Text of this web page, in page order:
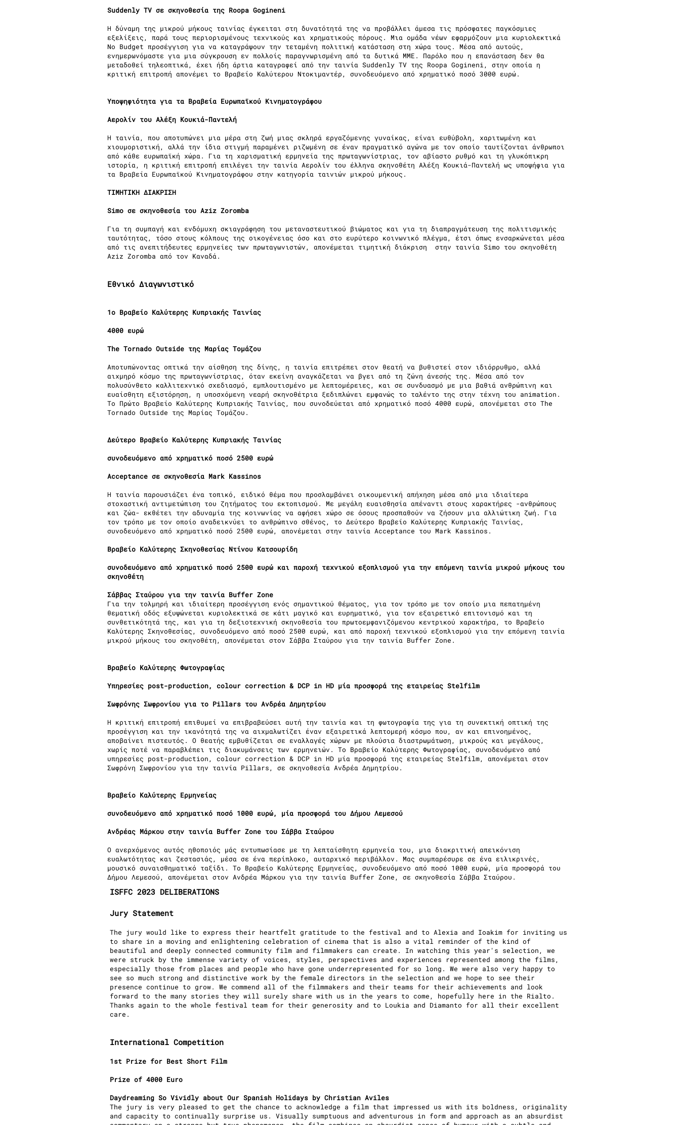
Suddenly TV σε σκηνοθεσία της Roopa Gogineni
Η δύναμη της μικρού μήκους ταινίας έγκειται στη δυνατότητά της να προβάλλει άμεσα τις πρόσφατες παγκόσμιες
εξελίξεις, παρά τους περιορισμένους τεχνικούς και χρηματικούς πόρους. Μια ομάδα νέων εφαρμόζουν μια κυριολεκτικά
No Budget προσέγγιση για να καταγράψουν την τεταμένη πολιτική κατάσταση στη χώρα τους. Μέσα από αυτούς,
ενημερωνόμαστε για μια σύγκρουση εν πολλοίς παραγνωρισμένη από τα δυτικά ΜΜΕ. Παρόλο που η επανάσταση δεν θα
μεταδοθεί τηλεοπτικά, έχει ήδη άρτια καταγραφεί από την ταινία Suddenly TV της Roopa Gogineni, στην οποία η
κριτική επιτροπή απονέμει το Βραβείο Καλύτερου Ντοκιμαντέρ, συνοδευόμενο από χρηματικό ποσό 3000 ευρώ.
Υποψηφιότητα για τα Βραβεία Ευρωπαϊκού Κινηματογράφου
Αερολίν του Αλέξη Κουκιά-Παντελή
Η ταινία, που αποτυπώνει μια μέρα στη ζωή μιας σκληρά εργαζόμενης γυναίκας, είναι ευθύβολη, χαριτωμένη και
χιουμοριστική, αλλά την ίδια στιγμή παραμένει ριζωμένη σε έναν πραγματικό αγώνα με τον οποίο ταυτίζονται άνθρωποι
από κάθε ευρωπαϊκή χώρα. Για τη χαρισματική ερμηνεία της πρωταγωνίστριας, τον αβίαστο ρυθμό και τη γλυκόπικρη
ιστορία, η κριτική επιτροπή επιλέγει την ταινία Αερολίν του έλληνα σκηνοθέτη Αλέξη Κουκιά-Παντελή ως υποψήφια για
τα Βραβεία Ευρωπαϊκού Κινηματογράφου στην κατηγορία ταινιών μικρού μήκους.
ΤΙΜΗΤΙΚΗ ΔΙΑΚΡΙΣΗ
Simo σε σκηνοθεσία του Aziz Zoromba
Για τη συμπαγή και ενδόμυχη σκιαγράφηση του μεταναστευτικού βιώματος και για τη διαπραγμάτευση της πολιτισμικής
ταυτότητας, τόσο στους κόλπους της οικογένειας όσο και στο ευρύτερο κοινωνικό πλέγμα, έτσι όπως ενσαρκώνεται μέσα
από τις ανεπιτήδευτες ερμηνείες των πρωταγωνιστών, απονέμεται τιμητική διάκριση στην ταινία Simo του σκηνοθέτη
Aziz Zoromba από τον Καναδά.
Εθνικό Διαγωνιστικό
1ο Βραβείο Καλύτερης Κυπριακής Ταινίας
4000 ευρώ
The Tornado Outside της Μαρίας Τομάζου
Αποτυπώνοντας οπτικά την αίσθηση της δίνης, η ταινία επιτρέπει στον θεατή να βυθιστεί στον ιδιόρρυθμο, αλλά
αιχμηρό κόσμο της πρωταγωνίστριας, όταν εκείνη αναγκάζεται να βγει από τη ζώνη άνεσής της. Μέσα από τον
πολυσύνθετο καλλιτεχνικό σχεδιασμό, εμπλουτισμένο με λεπτομέρειες, και σε συνδυασμό με μια βαθιά ανθρώπινη και
ευαίσθητη εξιστόρηση, η υποσχόμενη νεαρή σκηνοθέτρια ξεδιπλώνει εμφανώς το ταλέντο της στην τέχνη του animation.
Το Πρώτο Βραβείο Καλύτερης Κυπριακής Ταινίας, που συνοδεύεται από χρηματικό ποσό 4000 ευρώ, απονέμεται στο The
Tornado Outside της Μαρίας Τομάζου.
Δεύτερο Βραβείο Καλύτερης Κυπριακής Ταινίας
συνοδευόμενο από χρηματικό ποσό 2500 ευρώ
Acceptance σε σκηνοθεσία Mark Kassinos
Η ταινία παρουσιάζει ένα τοπικό, ειδικό θέμα που προσλαμβάνει οικουμενική απήχηση μέσα από μια ιδιαίτερα
στοχαστική αντιμετώπιση του ζητήματος του εκτοπισμού. Με μεγάλη ευαισθησία απέναντι στους χαρακτήρες -ανθρώπους
και ζώα- εκθέτει την αδυναμία της κοινωνίας να αφήσει χώρο σε όσους προσπαθούν να ζήσουν μια αλλιώτικη ζωή. Για
τον τρόπο με τον οποίο αναδεικνύει το ανθρώπινο σθένος, το Δεύτερο Βραβείο Καλύτερης Κυπριακής Ταινίας,
συνοδευόμενο από χρηματικό ποσό 2500 ευρώ, απονέμεται στην ταινία Acceptance του Mark Kassinos.
Βραβείο Καλύτερης Σκηνοθεσίας Ντίνου Κατσουρίδη
συνοδευόμενο από χρηματικό ποσό 2500 ευρώ και παροχή τεχνικού εξοπλισμού για την επόμενη ταινία μικρού μήκους του
σκηνοθέτη
Σάββας Σταύρου για την ταινία Buffer Zone
Για την τολμηρή και ιδιαίτερη προσέγγιση ενός σημαντικού θέματος, για τον τρόπο με τον οποίο μια πεπατημένη
θεματική οδός εξυψώνεται κυριολεκτικά σε κάτι μαγικό και ευρηματικό, για τον εξαιρετικό επιτονισμό και τη
συνθετικότητά της, και για τη δεξιοτεχνική σκηνοθεσία του πρωτοεμφανιζόμενου κεντρικού χαρακτήρα, το Βραβείο
Καλύτερης Σκηνοθεσίας, συνοδευόμενο από ποσό 2500 ευρώ, και από παροχή τεχνικού εξοπλισμού για την επόμενη ταινία
μικρού μήκους του σκηνοθέτη, απονέμεται στον Σάββα Σταύρου για την ταινία Buffer Zone.
Βραβείο Καλύτερης Φωτογραφίας
Υπηρεσίες post-production, colour correction & DCP in HD μία προσφορά της εταιρείας Stelfilm
Σωφρόνης Σωφρονίου για το Pillars του Ανδρέα Δημητρίου
Η κριτική επιτροπή επιθυμεί να επιβραβεύσει αυτή την ταινία και τη φωτογραφία της για τη συνεκτική οπτική της
προσέγγιση και την ικανότητά της να αιχμαλωτίζει έναν εξαιρετικά λεπτομερή κόσμο που, αν και επινοημένος,
αποβαίνει πιστευτός. Ο θεατής εμβυθίζεται σε εναλλαγές χώρων με πλούσια διαστρωμάτωση, μικρούς και μεγάλους,
χωρίς ποτέ να παραβλέπει τις διακυμάνσεις των ερμηνειών. Το Βραβείο Καλύτερης Φωτογραφίας, συνοδευόμενο από
υπηρεσίες post-production, colour correction & DCP in HD μία προσφορά της εταιρείας Stelfilm, απονέμεται στον
Σωφρόνη Σωφρονίου για την ταινία Pillars, σε σκηνοθεσία Ανδρέα Δημητρίου.
Βραβείο Καλύτερης Ερμηνείας
συνοδευόμενο από χρηματικό ποσό 1000 ευρώ, μία προσφορά του Δήμου Λεμεσού
Ανδρέας Μάρκου στην ταινία Buffer Zone του Σάββα Σταύρου
Ο ανερχόμενος αυτός ηθοποιός μάς εντυπωσίασε με τη λεπταίσθητη ερμηνεία του, μια διακριτική απεικόνιση
ευαλωτότητας και ζεστασιάς, μέσα σε ένα περίπλοκο, αυταρχικό περιβάλλον. Μας συμπαρέσυρε σε ένα ειλικρινές,
μουσικό συναισθηματικό ταξίδι. Το Βραβείο Καλύτερης Ερμηνείας, συνοδευόμενο από ποσό 1000 ευρώ, μία προσφορά του
Δήμου Λεμεσού, απονέμεται στον Ανδρέα Μάρκου για την ταινία Buffer Zone, σε σκηνοθεσία Σάββα Σταύρου.
ISFFC 2023 DELIBERATIONS
Jury Statement
The jury would like to express their heartfelt gratitude to the festival and to Alexia and Ioakim for inviting us
to share in a moving and enlightening celebration of cinema that is also a vital reminder of the kind of
beautiful and deeply connected community film and filmmakers can create. In watching this year's selection, we
were struck by the immense variety of voices, styles, perspectives and experiences represented among the films,
especially those from places and people who have gone underrepresented for so long. We were also very happy to
see so much strong and distinctive work by the female directors in the selection and we hope to see their
presence continue to grow. We commend all of the filmmakers and their teams for their achievements and look
forward to the many stories they will surely share with us in the years to come, hopefully here in the Rialto.
Thanks again to the whole festival team for their generosity and to Loukia and Diamanto for all their excellent
care.
International Competition
1st Prize for Best Short Film
Prize of 4000 Euro
Daydreaming So Vividly about Our Spanish Holidays by Christian Aviles
The jury is very pleased to get the chance to acknowledge a film that impressed us with its boldness, originality
and capacity to continually surprise us. Visually sumptuous and adventurous in form and approach as an absurdist